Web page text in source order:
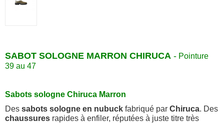
SABOT SOLOGNE MARRON CHIRUCA - Pointure
39 au 47
Sabots sologne Chiruca Marron
Des sabots sologne en nubuck fabriqué par Chiruca. Des
chaussures rapides à enfiler, réputées à juste titre très